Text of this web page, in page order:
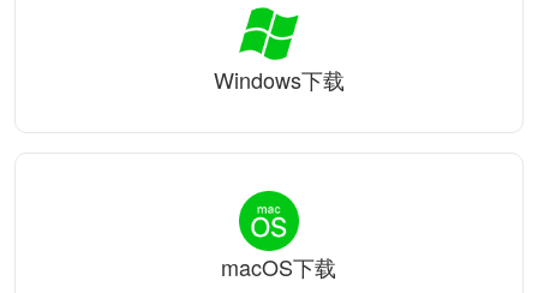
Windows下载
macOS下载